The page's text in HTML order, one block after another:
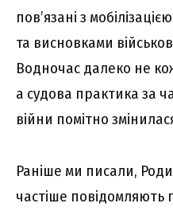
пов’язані з
та висновками
Водночас далеко не
а судова практика за
війни помітно
Раніше ми писали,
частіше повідомляють